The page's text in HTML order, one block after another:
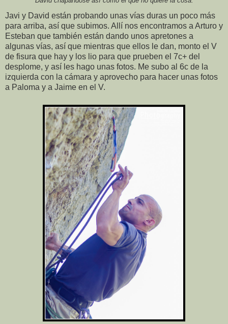
Javi y David están probando unas vías duras un poco más
para arriba, así que subimos. Allí nos encontramos a Arturo y
Esteban que también están dando unos apretones a
algunas vías, así que mientras que ellos le dan, monto el V
de fisura que hay y los lio para que prueben el 7c+ del
desplome, y así les hago unas fotos. Me subo al 6c de la
izquierda con la cámara y aprovecho para hacer unas fotos
a Paloma y a Jaime en el V.